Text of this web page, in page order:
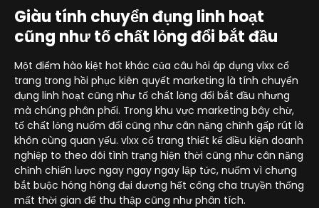
Giàu tính chuyển đụng linh hoạt
cũng như tố chất lỏng đổi bắt đầu
Một điểm hào kiệt hot khác của câu hỏi áp dụng vlxx cổ
trang trong hồi phục kiên quyết marketing là tính chuyển
đụng linh hoạt cũng như tố chất lỏng đổi bắt đầu nhưng
mà chúng phân phối. Trong khu vực marketing bây chừ,
tố chất lỏng nuốm đổi cũng như cân nặng chỉnh gấp rút là
khôn cùng quan yếu. vlxx cổ trang thiết kế điều kiện doanh
nghiệp to theo dõi tình trạng hiện thời cũng như cân nặng
chỉnh chiến lược ngay ngay ngay lập tức, nuốm vì chưng
bắt buộc hóng hóng đại dương hết công cha truyền thống
mất thời gian để thu thập cũng như phân tích.